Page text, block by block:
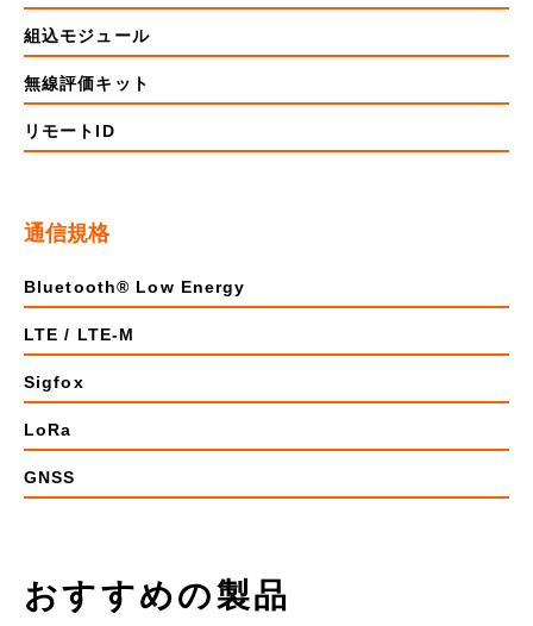
組込モジュール
無線評価キット
リモートID
通信規格
Bluetooth® Low Energy
LTE / LTE-M
Sigfox
LoRa
GNSS
おすすめの製品